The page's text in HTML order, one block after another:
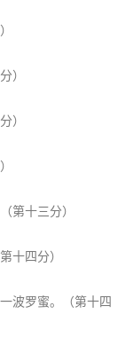
）
）
第十三分）
十四分）
波罗蜜。（第十四